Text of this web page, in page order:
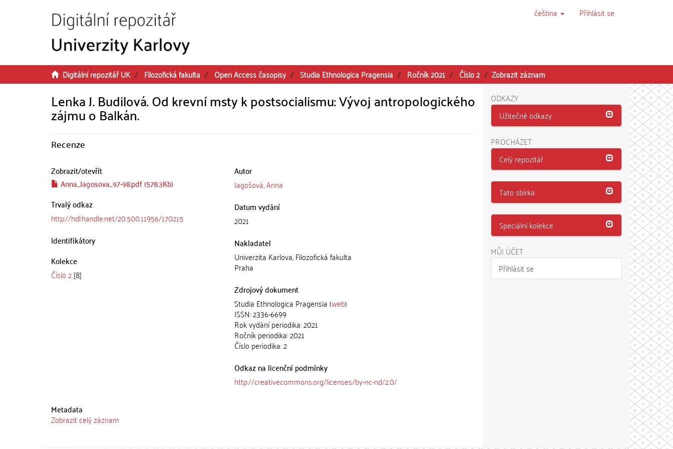
čeština Přihlásit se
Digitální repozitář UK Filozofická fakulta Open Access časopisy Studia Ethnologica Pragensia Ročník 2021 Číslo 2 Zobrazit záznam
Lenka J. Budilová. Od krevní msty k postsocialismu: Vývoj antropologického
zájmu o Balkán.
Recenze
Zobrazit/otevřít
Anna_Jagosova_97-98.pdf (578.3Kb)
Trvalý odkaz
http://hdl.handle.net/20.500.11956/170215
Identifikátory
Kolekce
Číslo 2[8]
Autor
Jagošová, Anna
Datum vydání
2021
Nakladatel
Univerzita Karlova, Filozofická fakulta
Praha
Zdrojový dokument
Studia Ethnologica Pragensia (web)
ISSN: 2336-6699
Rok vydání periodika: 2021
Ročník periodika: 2021
Číslo periodika: 2
Odkaz na licenční podmínky
http://creativecommons.org/licenses/by-nc-nd/2.0/
Metadata
Zobrazit celý záznam
ODKAZY
Užitečné odkazy
PROCHÁZET
Celý repozitář
Tato sbírka
Speciální kolekce
MŮJ ÚČET
Přihlásit se